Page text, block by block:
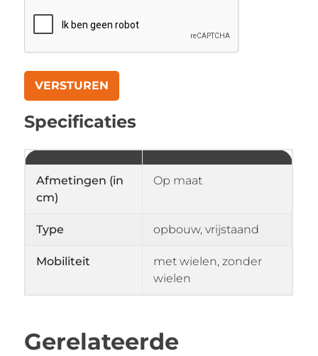
Specificaties
Afmetingen (in
cm)
Op maat
Type opbouw, vrijstaand
Mobiliteit
met wielen, zonder
wielen
Gerelateerde